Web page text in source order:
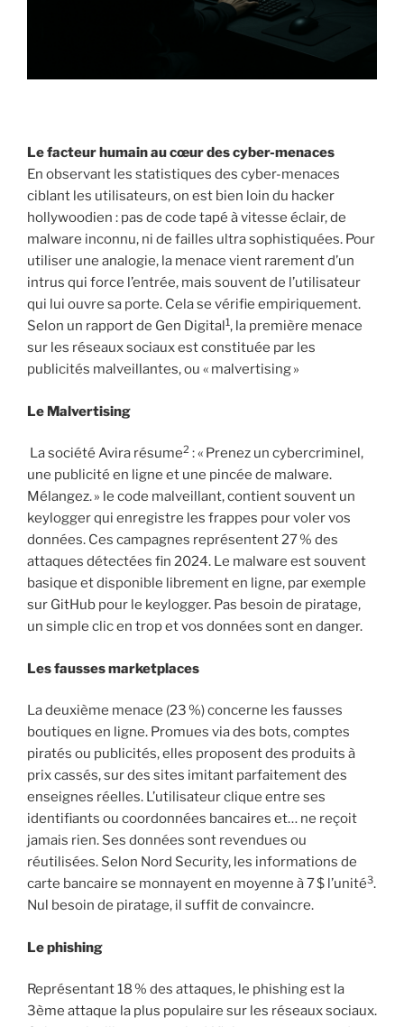
Le facteur humain au cœur des cyber-menaces
En observant les statistiques des cyber-menaces
ciblant les utilisateurs, on est bien loin du hacker
hollywoodien : pas de code tapé à vitesse éclair, de
malware inconnu, ni de failles ultra sophistiquées. Pour
utiliser une analogie, la menace vient rarement d’un
intrus qui force l’entrée, mais souvent de l’utilisateur
qui lui ouvre sa porte. Cela se vérifie empiriquement.
Selon un rapport de Gen Digital 1, la première menace
sur les réseaux sociaux est constituée par les
publicités malveillantes, ou « malvertising »
Le Malvertising
La société Avira résume2 : « Prenez un cybercriminel,
une publicité en ligne et une pincée de malware.
Mélangez. » le code malveillant, contient souvent un
keylogger qui enregistre les frappes pour voler vos
données. Ces campagnes représentent 27 % des
attaques détectées fin 2024. Le malware est souvent
basique et disponible librement en ligne, par exemple
sur GitHub pour le keylogger. Pas besoin de piratage,
un simple clic en trop et vos données sont en danger.
Les fausses marketplaces
La deuxième menace (23 %) concerne les fausses
boutiques en ligne. Promues via des bots, comptes
piratés ou publicités, elles proposent des produits à
prix cassés, sur des sites imitant parfaitement des
enseignes réelles. L’utilisateur clique entre ses
identifiants ou coordonnées bancaires et… ne reçoit
jamais rien. Ses données sont revendues ou
réutilisées. Selon Nord Security, les informations de
carte bancaire se monnayent en moyenne à 7 $ l’unité3.
Nul besoin de piratage, il suffit de convaincre.
Le phishing
Représentant 18 % des attaques, le phishing est la
3ème attaque la plus populaire sur les réseaux sociaux.